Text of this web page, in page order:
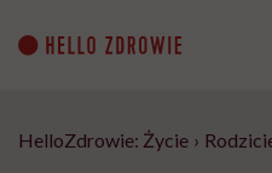
content
HelloZdrowie: Życie ›